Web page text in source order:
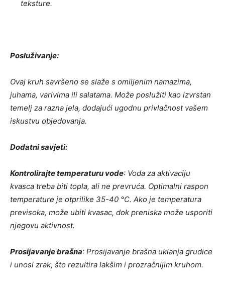
teksture.
Posluživanje:
Ovaj kruh savršeno se slaže s omiljenim namazima,
juhama, varivima ili salatama. Može poslužiti kao izvrstan
temelj za razna jela, dodajući ugodnu privlačnost vašem
iskustvu objedovanja.
Dodatni savjeti:
Kontrolirajte temperaturu vode: Voda za aktivaciju
kvasca treba biti topla, ali ne prevruća. Optimalni raspon
temperature je otprilike 35-40 °C. Ako je temperatura
previsoka, može ubiti kvasac, dok preniska može usporiti
njegovu aktivnost.
Prosijavanje brašna: Prosijavanje brašna uklanja grudice
i unosi zrak, što rezultira lakšim i prozračnijim kruhom.